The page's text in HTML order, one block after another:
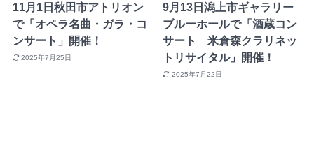
11月1日秋田市アトリオン
で「オペラ名曲・ガラ・コ
ンサート」開催！
2025年7月25日
9月13日潟上市ギャラリー
ブルーホールで「酒蔵コン
サート 米倉森クラリネッ
トリサイタル」開催！
2025年7月22日